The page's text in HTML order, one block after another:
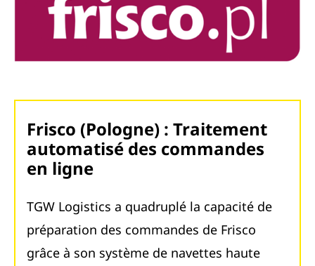
Frisco (Pologne) : Traitement
automatisé des commandes
en ligne
TGW Logistics a quadruplé la capacité de
préparation des commandes de Frisco
grâce à son système de navettes haute